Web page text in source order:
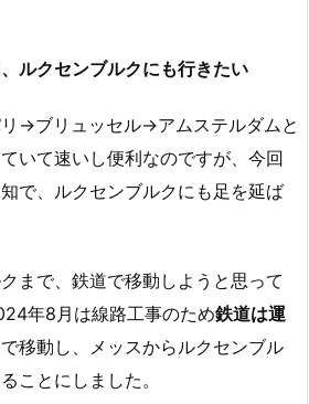
ルクセンブルクにも行きたい
→ブリュッセル→アムステルダムと
いて速いし便利なのですが、今回
で、ルクセンブルクにも足を延ば
まで、鉄道で移動しようと思って
年8月は線路工事のため鉄道は運
移動し、メッスからルクセンブル
ことにしました。